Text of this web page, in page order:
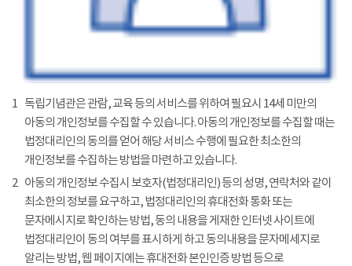
1 독립기념관은 관람, 교육 등의 서비스를 위하여 필요시 14세 미만의
아동의 개인정보를 수집할 수 있습니다. 아동의 개인정보를 수집할 때는
법정대리인의 동의를 얻어 해당 서비스 수행에 필요한 최소한의
개인정보를 수집하는 방법을 마련하고 있습니다.
2 아동의 개인정보 수집시 보호자(법정대리인) 등의 성명, 연락처와 같이
최소한의 정보를 요구하고, 법정대리인의 휴대전화 통화 또는
문자메시지로 확인하는 방법, 동의 내용을 게재한 인터넷 사이트에
법정대리인이 동의 여부를 표시하게 하고 동의내용을 문자메세지로
알리는 방법, 웹 페이지에는 휴대전화 본인인증 방법 등으로